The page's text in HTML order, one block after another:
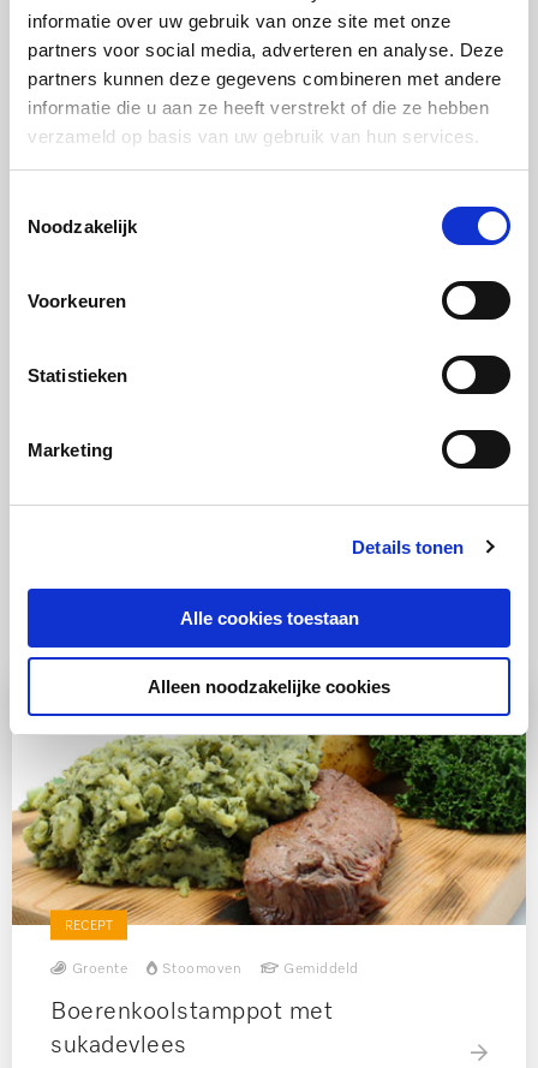
informatie over uw gebruik van onze site met onze
partners voor social media, adverteren en analyse. Deze
partners kunnen deze gegevens combineren met andere
informatie die u aan ze heeft verstrekt of die ze hebben
verzameld op basis van uw gebruik van hun services.
Noodzakelijk
Voorkeuren
Statistieken
Marketing
Details tonen
Alle cookies toestaan
Alleen noodzakelijke cookies
bacon erbij om deze te verwarmen.
Stap 2:
Verwarm ondertussen de zuurkool.
Snijd het broodje open en beleg met de zuurkool,
en als laatste een klein beetje currypoeder.
RECEPT
Groente Stoomoven Gemiddeld
Boerenkoolstamppot met
sukadevlees